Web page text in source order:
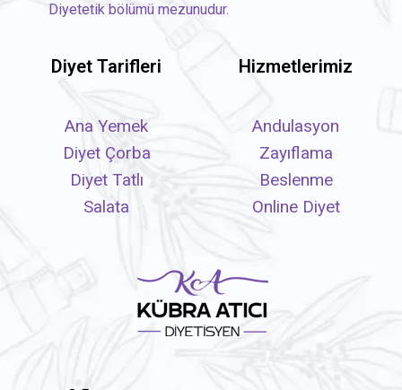
Diyetetik bölümü mezunudur.
Diyet Tarifleri
Ana Yemek
Diyet Çorba
Diyet Tatlı
Salata
Hizmetlerimiz
Andulasyon
Zayıflama
Beslenme
Online Diyet